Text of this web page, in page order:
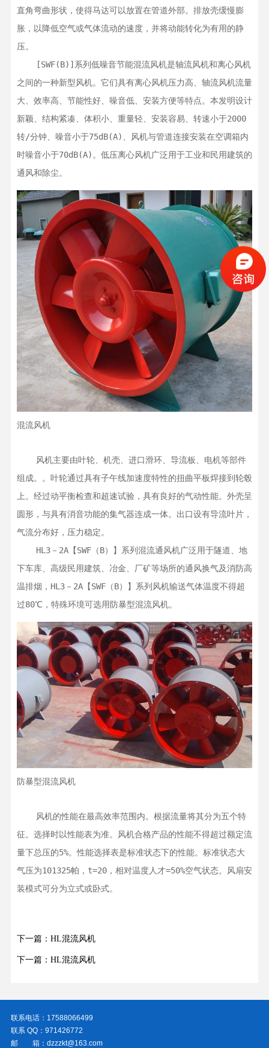
直角弯曲形状，使得马达可以放置在管道外部。排放壳缓慢膨
胀，以降低空气或气体流动的速度，并将动能转化为有用的静
压。
之间的一种新型风机。它们具有离心风机压力高、轴流风机流量
大、效率高、节能性好、噪音低、安装方便等特点。本发明设计
新颖、结构紧凑、体积小、重量轻、安装容易、转速小于2000
转/分钟、噪音小于75dB(A)、风机与管道连接安装在空调箱内
时噪音小于70dB(A)。低压离心风机广泛用于工业和民用建筑的
通风和除尘。
混流风机
组成。。叶轮通过具有子午线加速度特性的扭曲平板焊接到轮毂
上。经过动平衡检查和超速试验，具有良好的气动性能。外壳呈
圆形，与具有消音功能的集气器连成一体。出口设有导流叶片，
气流分布好，压力稳定。
下车库、高级民用建筑、冶金、厂矿等场所的通风换气及消防高
温排烟，HL3－2A【SWF（B）】系列风机输送气体温度不得超
过80℃，特殊环境可选用防暴型混流风机。
防暴型混流风机
征。选择时以性能表为准。风机合格产品的性能不得超过额定流
量下总压的5%。性能选择表是标准状态下的性能。标准状态大
气压为101325帕，t=20，相对温度人才=50%空气状态。风扇安
装模式可分为立式或卧式。
下一篇：HL混流风机
下一篇：HL混流风机
联系电话：17588066499
联系 QQ：971426772
邮 箱：dzzzkt@163.com